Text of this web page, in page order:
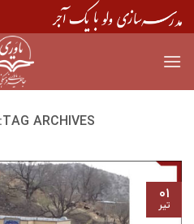
Skip
to
TAG ARCHIVES:
۰۱
تیر